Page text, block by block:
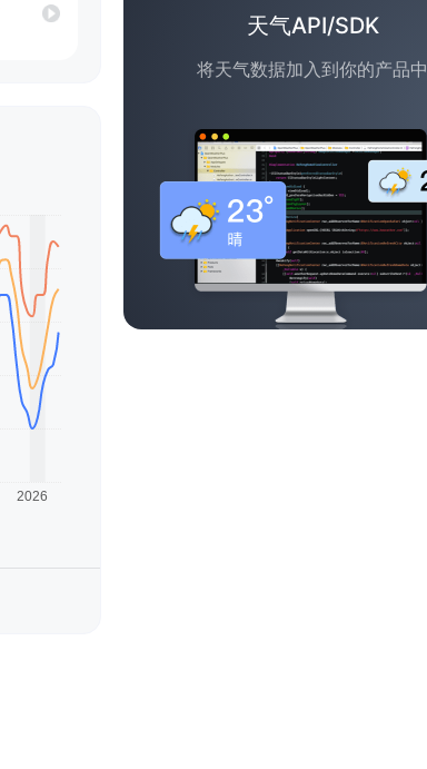
天气API/SDK
将天气数据加入到你的产品中